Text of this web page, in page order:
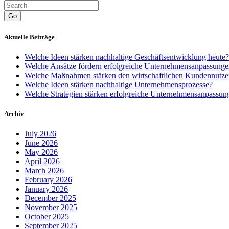
Go
Aktuelle Beiträge
Welche Ideen stärken nachhaltige Geschäftsentwicklung heute?
Welche Ansätze fördern erfolgreiche
Welche Maßnahmen stärken den wirtschaftlichen
Welche Ideen stärken nachhaltige Unternehmensprozesse?
Welche Strategien stärken erfolgreiche
Archiv
July 2026
June 2026
May 2026
April 2026
March 2026
February 2026
January 2026
December 2025
November 2025
October 2025
September 2025